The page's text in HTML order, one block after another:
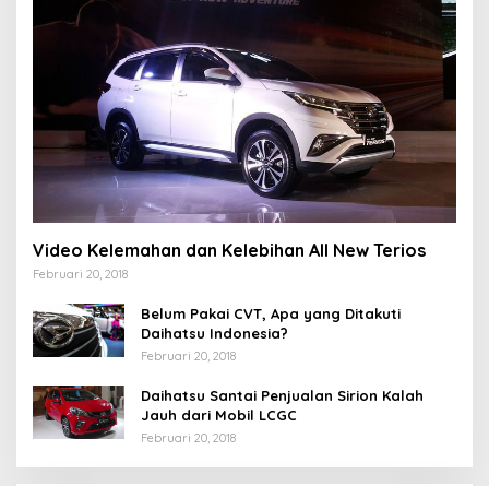
Video Kelemahan dan Kelebihan All New Terios
Februari 20, 2018
Belum Pakai CVT, Apa yang Ditakuti
Daihatsu Indonesia?
Februari 20, 2018
Daihatsu Santai Penjualan Sirion Kalah
Jauh dari Mobil LCGC
Februari 20, 2018